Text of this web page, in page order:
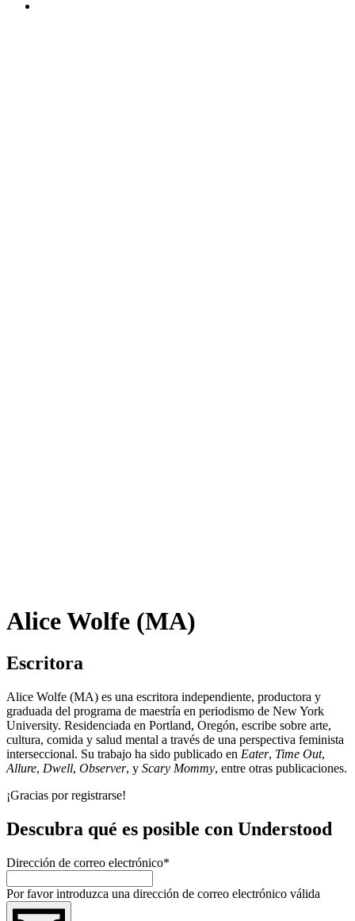
Alice Wolfe (MA)
Escritora
Alice Wolfe (MA) es una escritora independiente, productora y
graduada del programa de maestría en periodismo de New York
University. Residenciada en Portland, Oregón, escribe sobre arte,
cultura, comida y salud mental a través de una perspectiva feminista
interseccional. Su trabajo ha sido publicado en Eater, Time Out,
Allure, Dwell, Observer, y Scary Mommy, entre otras publicaciones.
¡Gracias por registrarse!
Descubra qué es posible con Understood
Dirección de correo electrónico*
Por favor introduzca una dirección de correo electrónico válida